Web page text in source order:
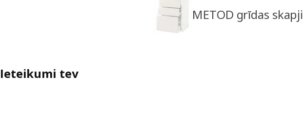
METOD grīdas skapji
Ieteikumi tev